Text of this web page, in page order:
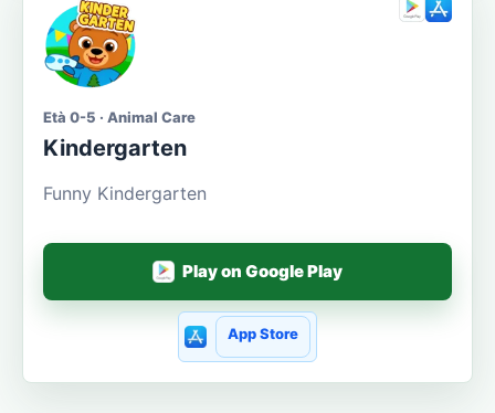
Età 0-5 · Animal Care
Kindergarten
Funny Kindergarten
Play on Google Play
App Store